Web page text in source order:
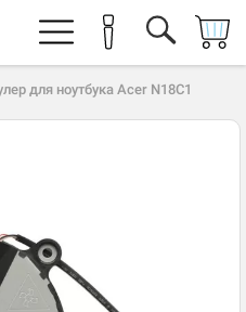
для ноутбука Acer N18C1